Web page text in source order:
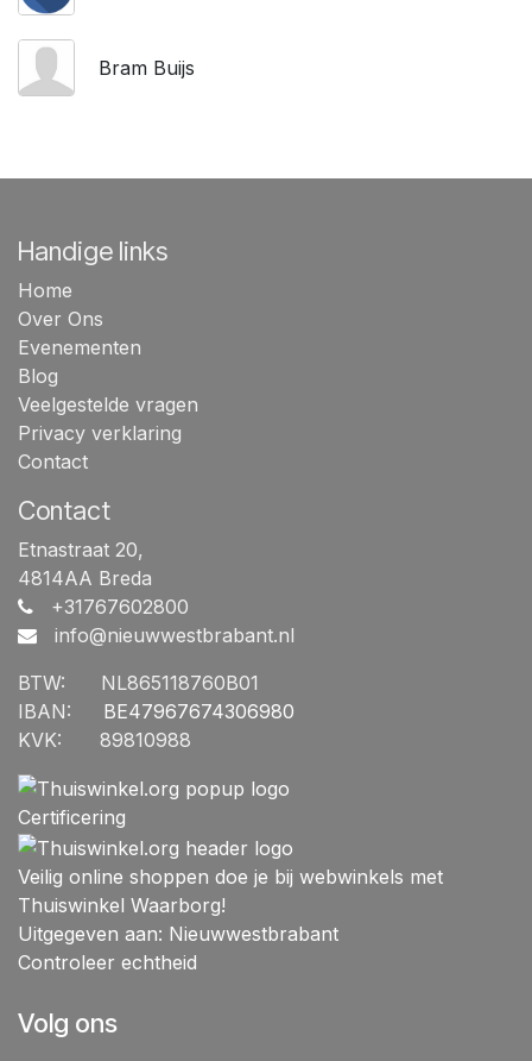
Bram Buijs
Handige links
Home
Over Ons
Evenementen
Blog
Veelgestelde vragen
Privacy verklaring
Contact
Contact
Etnastraat 20,
4814AA Breda
+31767602800
info@nieuwwestbrabant.nl
BTW:
​NL865118760B01
IBAN:
​BE47967674306980
KVK:
​89810988
Certificering
Veilig online shoppen doe je bij webwinkels met
Thuiswinkel Waarborg!
Uitgegeven aan: Nieuwwestbrabant
Controleer echtheid
Volg ons